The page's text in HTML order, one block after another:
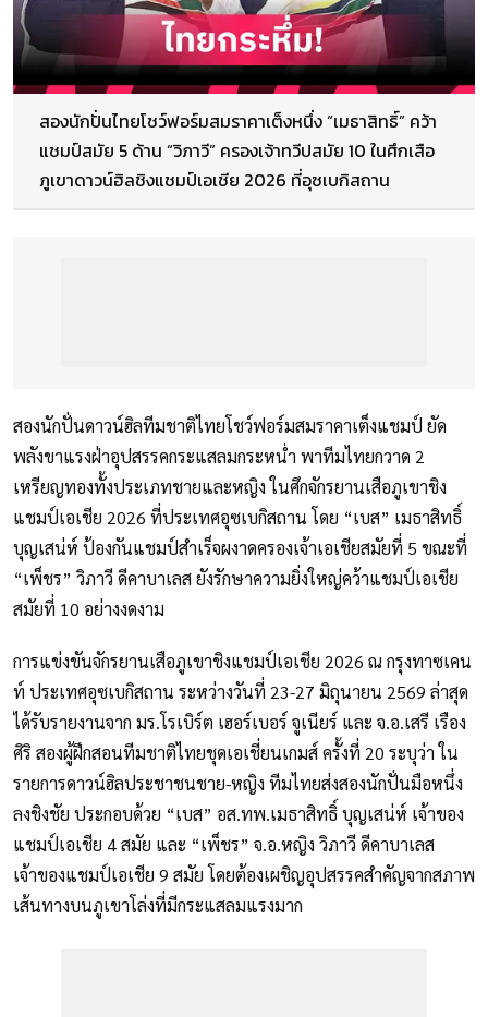
สองนักปั่นไทยโชว์ฟอร์มสมราคาเต็งหนึ่ง “เมธาสิทธิ์” คว้า
แชมป์สมัย 5 ด้าน “วิภาวี” ครองเจ้าทวีปสมัย 10 ในศึกเสือ
ภูเขาดาวน์ฮิลชิงแชมป์เอเชีย 2026 ที่อุซเบกิสถาน
สองนักปั่นดาวน์ฮิลทีมชาติไทยโชว์ฟอร์มสมราคาเต็งแชมป์ ยัด
พลังขาแรงฝ่าอุปสรรคกระแสลมกระหน่ำ พาทีมไทยกวาด 2
เหรียญทองทั้งประเภทชายและหญิง ในศึกจักรยานเสือภูเขาชิง
แชมป์เอเชีย 2026 ที่ประเทศอุซเบกิสถาน โดย “เบส” เมธาสิทธิ์
บุญเสน่ห์ ป้องกันแชมป์สำเร็จผงาดครองเจ้าเอเชียสมัยที่ 5 ขณะที่
“เพ็ชร” วิภาวี ดีคาบาเลส ยังรักษาความยิ่งใหญ่คว้าแชมป์เอเชีย
สมัยที่ 10 อย่างงดงาม
การแข่งขันจักรยานเสือภูเขาชิงแชมป์เอเชีย 2026 ณ กรุงทาซเคน
ท์ ประเทศอุซเบกิสถาน ระหว่างวันที่ 23-27 มิถุนายน 2569 ล่าสุด
ได้รับรายงานจาก มร.โรเบิร์ต เฮอร์เบอร์ จูเนียร์ และ จ.อ.เสรี เรือง
ศิริ สองผู้ฝึกสอนทีมชาติไทยชุดเอเชี่ยนเกมส์ ครั้งที่ 20 ระบุว่า ใน
รายการดาวน์ฮิลประชาชนชาย-หญิง ทีมไทยส่งสองนักปั่นมือหนึ่ง
ลงชิงชัย ประกอบด้วย “เบส” อส.ทพ.เมธาสิทธิ์ บุญเสน่ห์ เจ้าของ
แชมป์เอเชีย 4 สมัย และ “เพ็ชร” จ.อ.หญิง วิภาวี ดีคาบาเลส
เจ้าของแชมป์เอเชีย 9 สมัย โดยต้องเผชิญอุปสรรคสำคัญจากสภาพ
เส้นทางบนภูเขาโล่งที่มีกระแสลมแรงมาก